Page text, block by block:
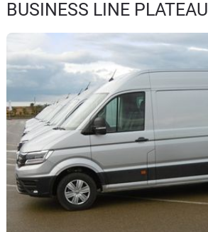
Electriques
Utilitaires
Flottes
Auto
Services
Forum
BUSINESS LINE PLATEAU